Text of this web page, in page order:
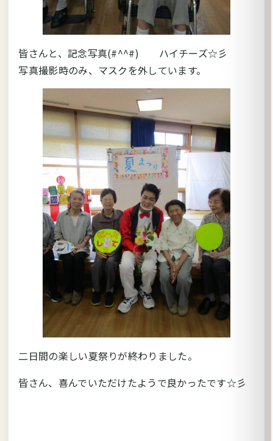
皆さんと、記念写真(#^^#) ハイチーズ☆彡
写真撮影時のみ、マスクを外しています。
二日間の楽しい夏祭りが終わりました。
皆さん、喜んでいただけたようで良かったです☆彡